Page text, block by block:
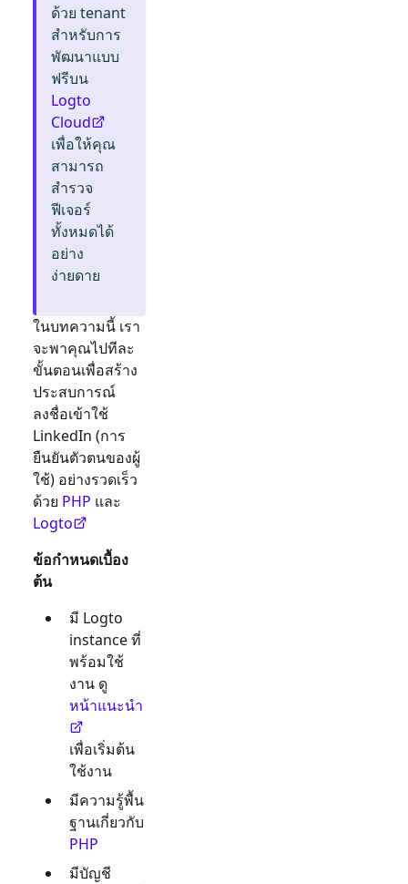
ด้วย tenant
สำหรับการ
พัฒนาแบบ
ฟรีบน
Logto
Cloud
เพื่อให้คุณ
สามารถ
สำรวจ
ฟีเจอร์
ทั้งหมดได้
อย่าง
ง่ายดาย
ในบทความนี้ เรา
จะพาคุณไปทีละ
ขั้นตอนเพื่อสร้าง
ประสบการณ์
ลงชื่อเข้าใช้
LinkedIn (การ
ยืนยันตัวตนของผู้
ใช้) อย่างรวดเร็ว
ด้วย PHP และ
Logto
ข้อกำหนดเบื้อง
ต้น
มี Logto
instance ที่
พร้อมใช้
งาน ดู
หน้าแนะนำ
เพื่อเริ่มต้น
ใช้งาน
มีความรู้พื้น
ฐานเกี่ยวกับ
PHP
มีบัญชี